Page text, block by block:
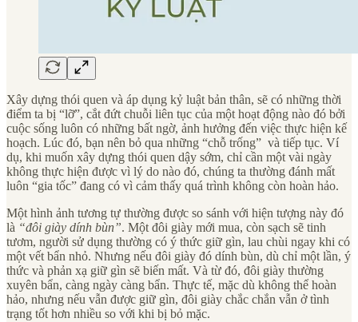
Xây dựng thói quen và áp dụng kỷ luật bản thân, sẽ có những thời
điểm ta bị “lỡ”, cắt đứt chuỗi liên tục của một hoạt động nào đó bởi
cuộc sống luôn có những bất ngờ, ảnh hưởng đến việc thực hiện kế
hoạch. Lúc đó, bạn nên bỏ qua những “chỗ trống” và tiếp tục. Ví
dụ, khi muốn xây dựng thói quen dậy sớm, chỉ cần một vài ngày
không thực hiện được vì lý do nào đó, chúng ta thường đánh mất
luôn “gia tốc” đang có vì cảm thấy quá trình không còn hoàn hảo.
Một hình ảnh tương tự thường được so sánh với hiện tượng này đó
là “đôi giày dính bùn”. Một đôi giày mới mua, còn sạch sẽ tinh
tươm, người sử dụng thường có ý thức giữ gìn, lau chùi ngay khi có
một vết bẩn nhỏ. Nhưng nếu đôi giày đó dính bùn, dù chỉ một lần, ý
thức và phản xạ giữ gìn sẽ biến mất. Và từ đó, đôi giày thường
xuyên bẩn, càng ngày càng bẩn. Thực tế, mặc dù không thể hoàn
hảo, nhưng nếu vẫn được giữ gìn, đôi giày chắc chắn vẫn ở tình
trạng tốt hơn nhiều so với khi bị bỏ mặc.